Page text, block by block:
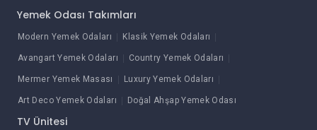
Yemek Odası Takımları
Modern Yemek Odaları Klasik Yemek Odaları
Avangart Yemek Odaları Country Yemek Odaları
Mermer Yemek Masası Luxury Yemek Odaları
Art Deco Yemek Odaları Doğal Ahşap Yemek Odası
TV Ünitesi